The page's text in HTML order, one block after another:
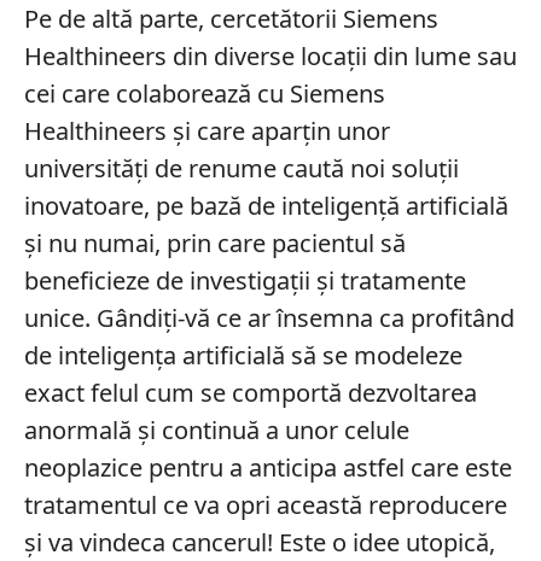
Pe de altă parte, cercetătorii Siemens
Healthineers din diverse locații din lume sau
cei care colaborează cu Siemens
Healthineers și care aparțin unor
universități de renume caută noi soluții
inovatoare, pe bază de inteligență artificială
și nu numai, prin care pacientul să
beneficieze de investigații și tratamente
unice. Gândiți-vă ce ar însemna ca profitând
de inteligența artificială să se modeleze
exact felul cum se comportă dezvoltarea
anormală și continuă a unor celule
neoplazice pentru a anticipa astfel care este
tratamentul ce va opri această reproducere
și va vindeca cancerul! Este o idee utopică,